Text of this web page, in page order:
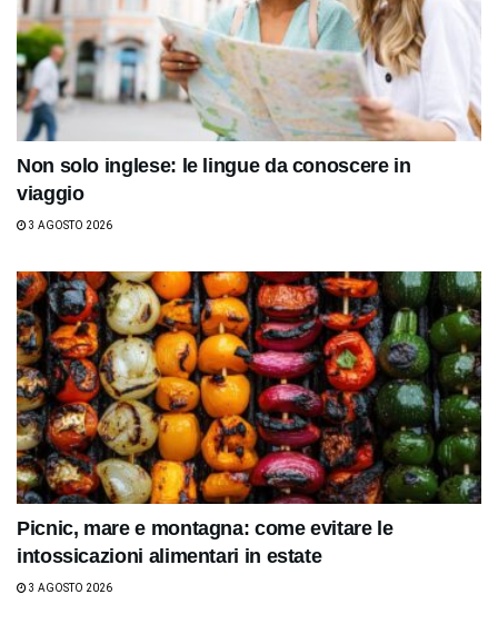
Non solo inglese: le lingue da conoscere in
viaggio
3 AGOSTO 2026
Picnic, mare e montagna: come evitare le
intossicazioni alimentari in estate
3 AGOSTO 2026